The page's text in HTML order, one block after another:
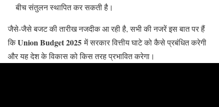
बीच संतुलन स्थापित कर सकती है।
जैसे-जैसे बजट की तारीख नजदीक आ रही है, सभी की नजरें इस बात पर हैं
किUnion Budget 2025में सरकार वित्तीय घाटे को कैसे प्रबंधित करेगी
और यह देश के विकास को किस तरह प्रभावित करेगा।